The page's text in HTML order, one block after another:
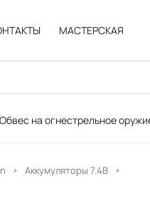
МАСТЕРСКАЯ
Обвес на огнестрельное
Аккумуляторы 7.4В